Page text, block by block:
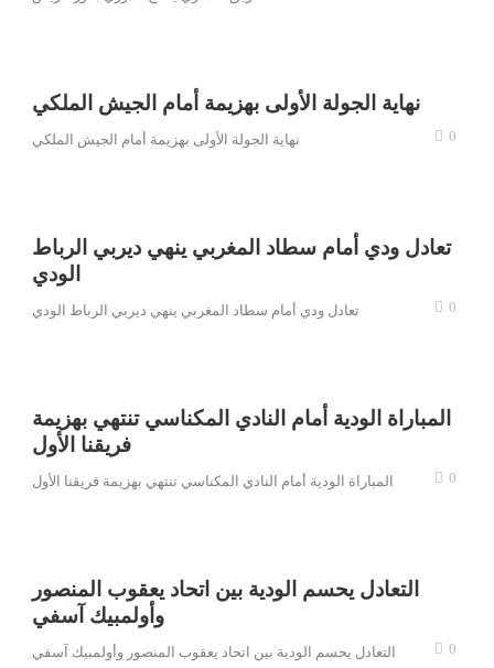
نهاية الجولة الأولى بهزيمة أمام الجيش الملكي
نهاية الجولة الأولى بهزيمة أمام الجيش الملكي 0
تعادل ودي أمام سطاد المغربي ينهي ديربي الرباط
الودي
تعادل ودي أمام سطاد المغربي ينهي ديربي الرباط الودي 0
المباراة الودية أمام النادي المكناسي تنتهي بهزيمة
فريقنا الأول
المباراة الودية أمام النادي المكناسي تنتهي بهزيمة فريقنا الأول 0
التعادل يحسم الودية بين اتحاد يعقوب المنصور
وأولمبيك آسفي
التعادل يحسم الودية بين اتحاد يعقوب المنصور وأولمبيك آسفي 0